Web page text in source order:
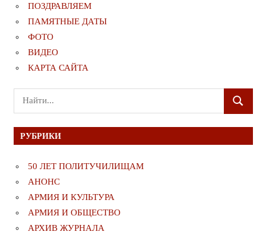
ПОЗДРАВЛЯЕМ
ПАМЯТНЫЕ ДАТЫ
ФОТО
ВИДЕО
КАРТА САЙТА
Поиск
для:
ПОИСК
РУБРИКИ
50 ЛЕТ ПОЛИТУЧИЛИЩАМ
АНОНС
АРМИЯ И КУЛЬТУРА
АРМИЯ И ОБЩЕСТВО
АРХИВ ЖУРНАЛА